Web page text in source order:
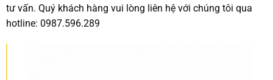
tư vấn. Quý khách hàng vui lòng liên hệ với chúng tôi qua
hotline: 0987.596.289